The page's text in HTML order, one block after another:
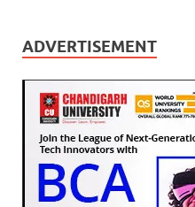
ADVERTISEMENT